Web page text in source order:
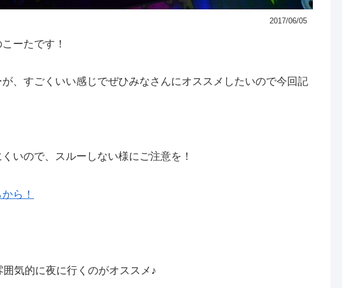
2017/06/05
ーたです！
、すごくいい感じでぜひみなさんにオススメしたいので今回記
いので、スルーしない様にご注意を！
ら！
気的に夜に行くのがオススメ♪